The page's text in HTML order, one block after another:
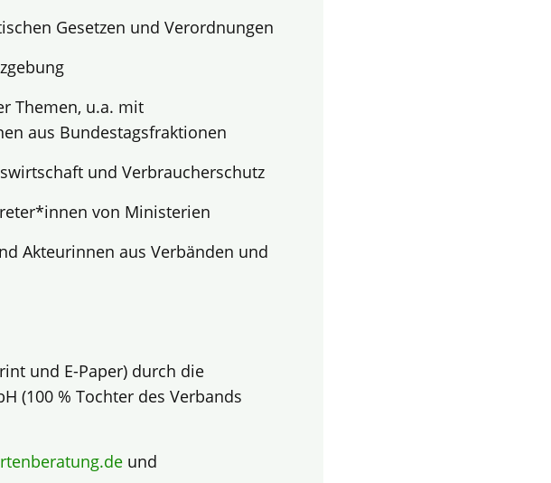
Gesetzen und Verordnungen
Themen, u.a. mit
aus Bundestagsfraktionen
und Verbraucherschutz
von Ministerien
Akteurinnen aus Verbänden und
und E-Paper) durch die
(100 % Tochter des Verbands
und